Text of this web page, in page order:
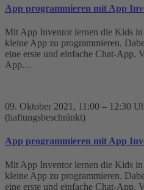
App programmieren mit App
Mit App Inventor lernen die Kids in
kleine App zu programmieren.
eine erste und einfache Chat-App.
App…
09. Oktober 2021 , 11:00 – 12:30
(haftungsbeschränkt)
App programmieren mit App
Mit App Inventor lernen die Kids in
kleine App zu programmieren.
eine erste und einfache Chat-App.